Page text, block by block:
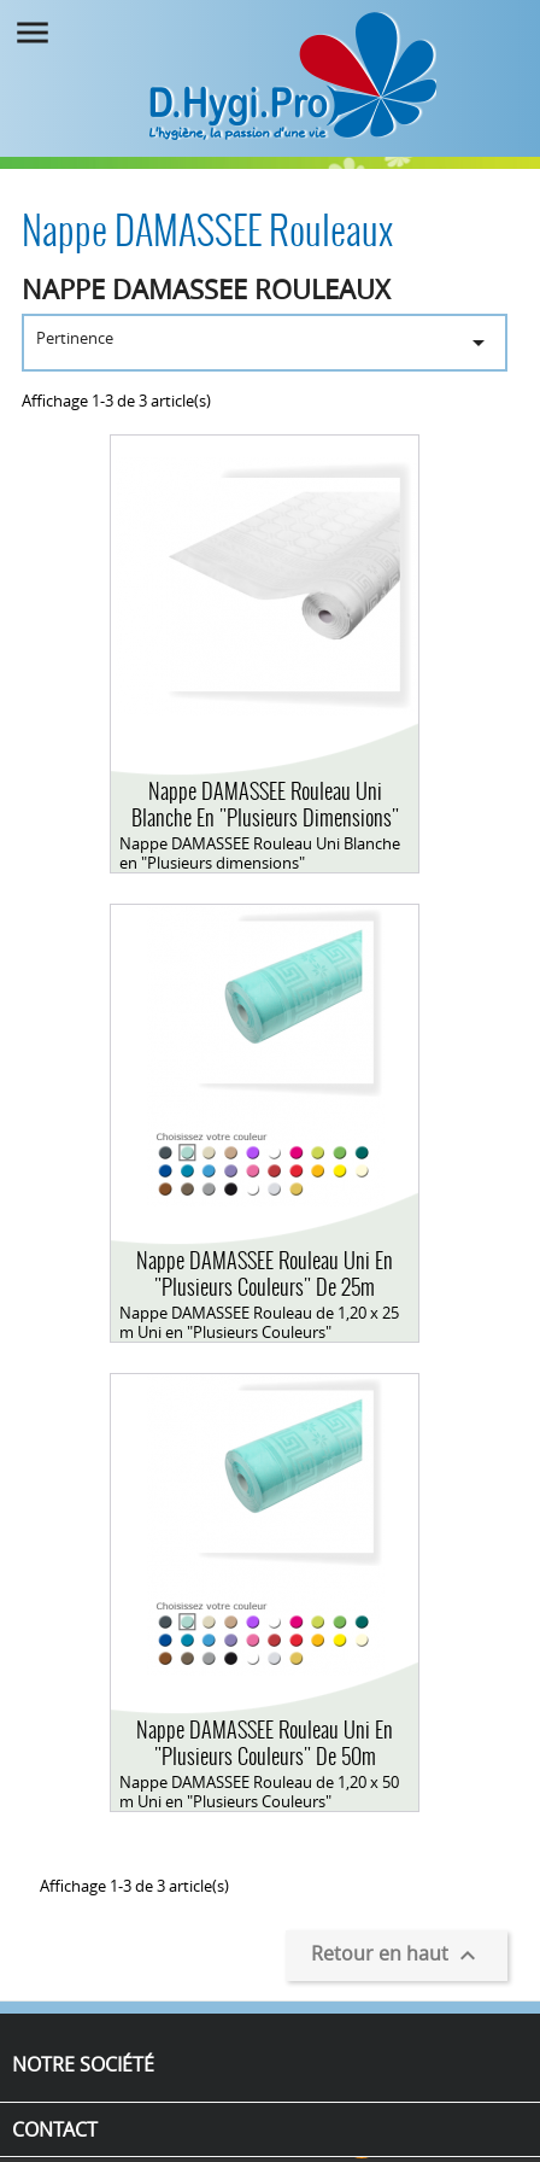

Nappe DAMASSEE Rouleaux
NAPPE DAMASSEE ROULEAUX
Pertinence 
Affichage 1-3 de 3 article(s)
Nappe DAMASSEE Rouleau Uni
Blanche En "Plusieurs Dimensions"
Nappe DAMASSEE Rouleau Uni Blanche
en "Plusieurs dimensions"
Nappe DAMASSEE Rouleau Uni En
"Plusieurs Couleurs" De 25m
Nappe DAMASSEE Rouleau de 1,20 x 25
m Uni en "Plusieurs Couleurs"
Nappe DAMASSEE Rouleau Uni En
"Plusieurs Couleurs" De 50m
Nappe DAMASSEE Rouleau de 1,20 x 50
m Uni en "Plusieurs Couleurs"
Affichage 1-3 de 3 article(s)
Retour en haut 
NOTRE SOCIÉTÉ
CONTACT